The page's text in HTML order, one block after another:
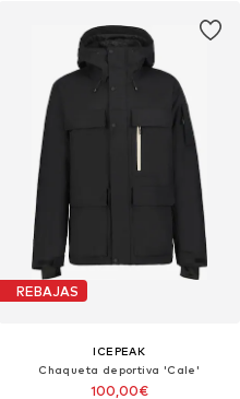
REBAJAS
ICEPEAK
Chaqueta deportiva 'Cale'
100,00€